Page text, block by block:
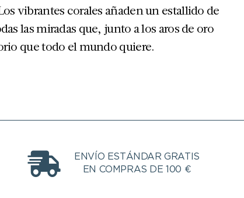
vibrantes corales añaden un estallido de
las miradas que, junto a los aros de oro
que todo el mundo quiere.
ENVÍO ESTÁNDAR GRATIS
EN COMPRAS DE 100 €